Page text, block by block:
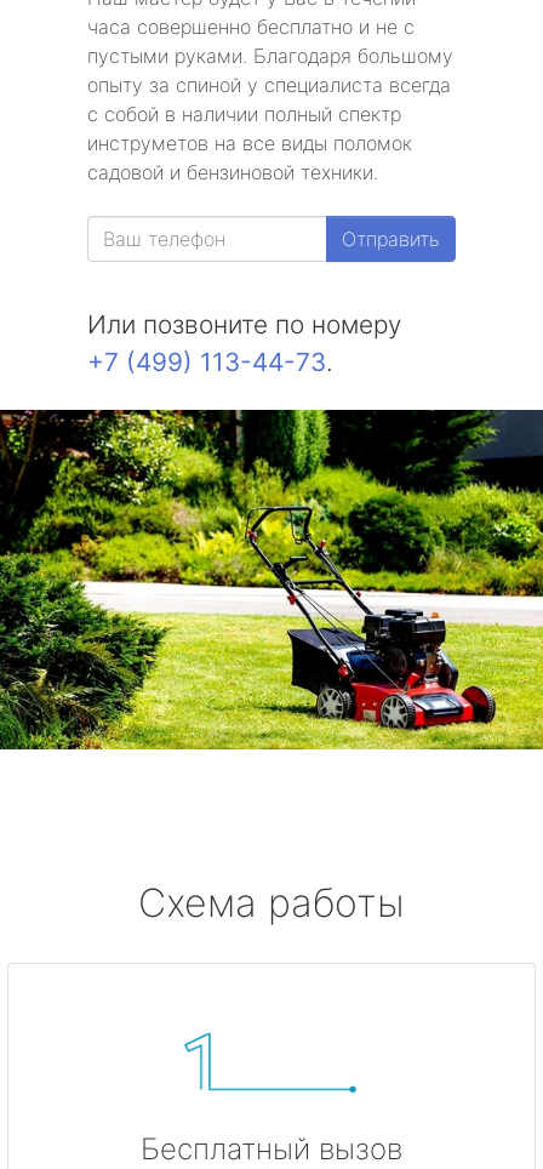
часа совершенно бесплатно и не с
пустыми руками. Благодаря большому
опыту за спиной у специалиста всегда
с собой в наличии полный спектр
инструметов на все виды поломок
садовой и бензиновой техники.
Отправить
Или позвоните по номеру
+7 (499) 113-44-73.
Схема работы
Бесплатный вызов